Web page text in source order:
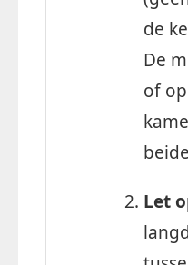
de
De
of op
Let